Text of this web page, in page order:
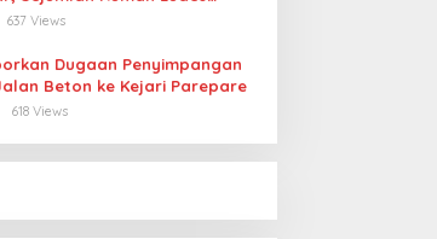
Penyebab Masih Diselidiki
637 Views
Dugaan Penyimpangan
Beton ke Kejari Parepare
618 Views